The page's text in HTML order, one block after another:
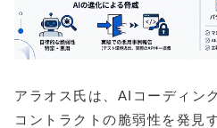
アラオス氏は、AIコーディン
コントラクトの脆弱性を発見